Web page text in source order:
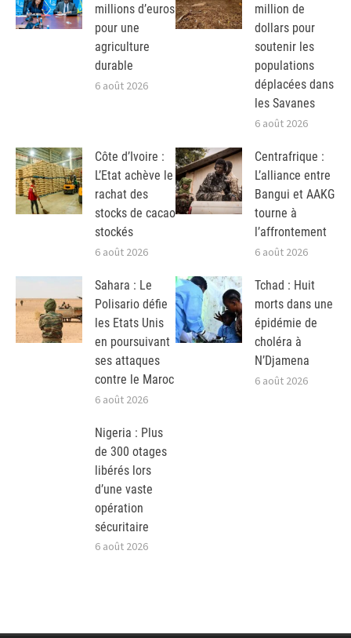
millions d’euros
pour une
agriculture
durable
6 août 2026
million de
dollars pour
soutenir les
populations
déplacées dans
les Savanes
6 août 2026
Côte d’Ivoire :
L’Etat achève le
rachat des
stocks de cacao
stockés
6 août 2026
Centrafrique :
L’alliance entre
Bangui et AAKG
tourne à
l’affrontement
6 août 2026
Sahara : Le
Polisario défie
les Etats Unis
en poursuivant
ses attaques
contre le Maroc
6 août 2026
Tchad : Huit
morts dans une
épidémie de
choléra à
N’Djamena
6 août 2026
Nigeria : Plus
de 300 otages
libérés lors
d’une vaste
opération
sécuritaire
6 août 2026